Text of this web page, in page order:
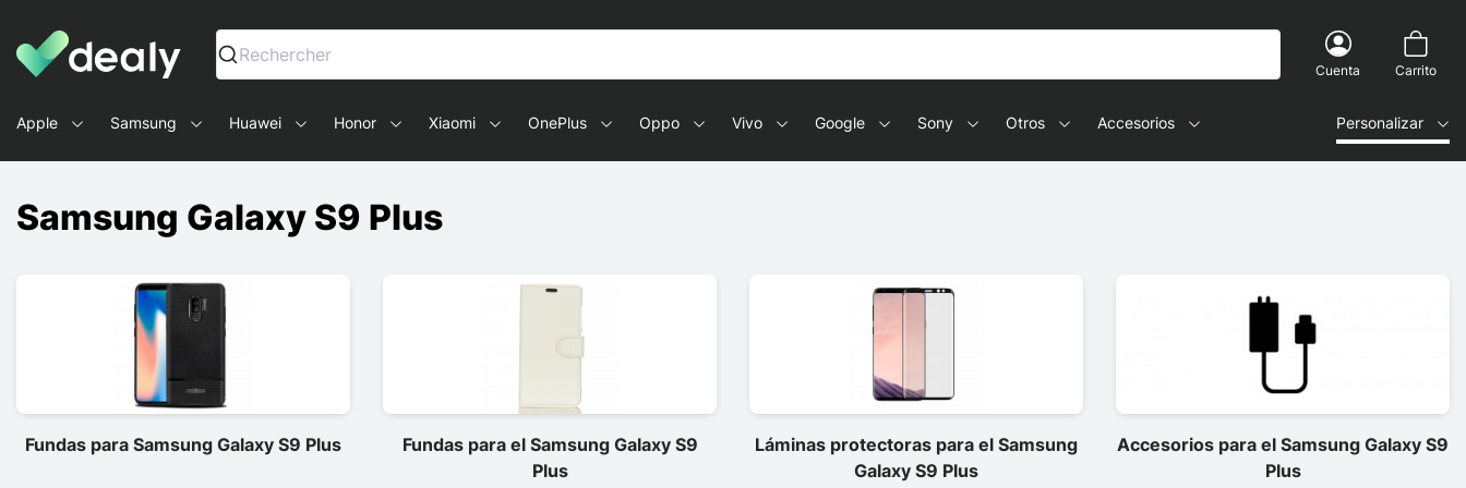
Dealy - Fundas y accesorios para smartphones y tablets
Rechercher
Cuenta Carrito
Apple Samsung Huawei Honor Xiaomi OnePlus Oppo Vivo Google Sony Otros Accesorios Personalizar
Samsung Galaxy S9 Plus
Fundas para Samsung Galaxy S9 Plus
Fundas para el Samsung Galaxy S9
Plus
Láminas protectoras para el Samsung
Galaxy S9 Plus
Accesorios para el Samsung Galaxy S9
Plus